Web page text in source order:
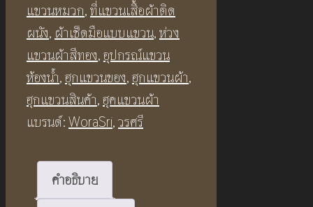
แขวนหมวก,ที่แขวนเสื้อผ้าติด
ผนัง, ผ้าเช็ดมือแบบแขวน,ห่วง
แขวนผ้าสีทอง,อุปกรณ์แขวน
ห้องน้ำ,ฮุกแขวนของ,ฮุกแขวนผ้า,
ฮุกแขวนสินค้า,ฮุคแขวนผ้า
แบรนด์:WoraSri,วรศรี
คำอธิบาย